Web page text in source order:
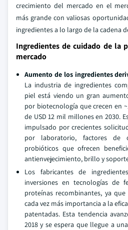
crecimiento del mercado en el
más grande con valiosas
ingredientes a lo largo de la cadena
Ingredientes de cuidado de la
mercado
Aumento de los ingredientes
La industria de ingredientes
piel está viendo un gran
por biotecnología que crecen en
de USD 12 mil millones en 2030.
impulsado por crecientes
por laboratorio, factores de
probióticos que ofrecen
antienvejecimiento, brillo y
Los fabricantes de
inversiones en tecnologías de
proteínas recombinantes, ya
cada vez más importancia a la
patentadas. Esta tendencia
2018 y se espera que llegue a